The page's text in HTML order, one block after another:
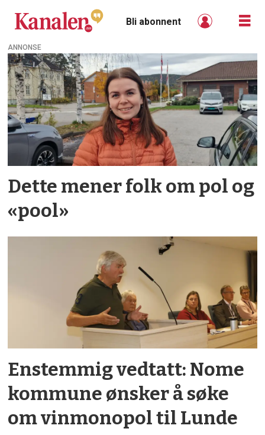
Bli abonnent
Tag:
vinmonopol
ANNONSE
Dette mener folk om pol og
«pool»
Enstemmig vedtatt: Nome
kommune ønsker å søke
om vinmonopol til Lunde